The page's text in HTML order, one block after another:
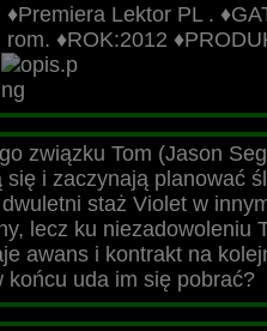
♦Premiera Lektor PL .
rom. ♦ROK:2012
związku Tom (Jason
się i zaczynają planować
dwuletni staż Violet w
lecz ku niezadowoleniu
awans i kontrakt na
końcu uda im się pobrać?